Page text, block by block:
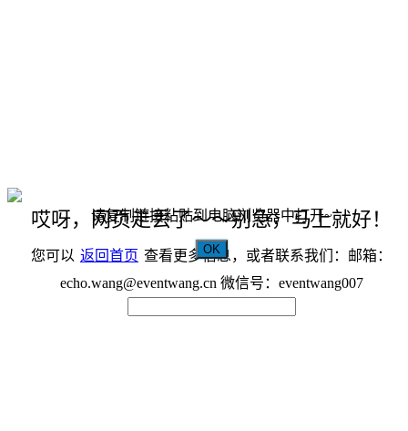
哎呀，网页走丢了～～别急，马上就好！
您可以 返回首页 查看更多信息，或者联系我们：邮箱：
echo.wang@eventwang.cn 微信号：eventwang007
请复制链接粘贴到电脑浏览器中打开~
OK